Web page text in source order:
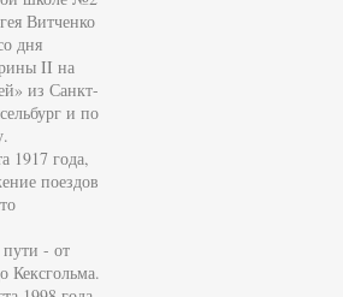
Витченко
дня
II на
из Санкт-
и по
1917 года,
поездов
- от
Кексгольма.